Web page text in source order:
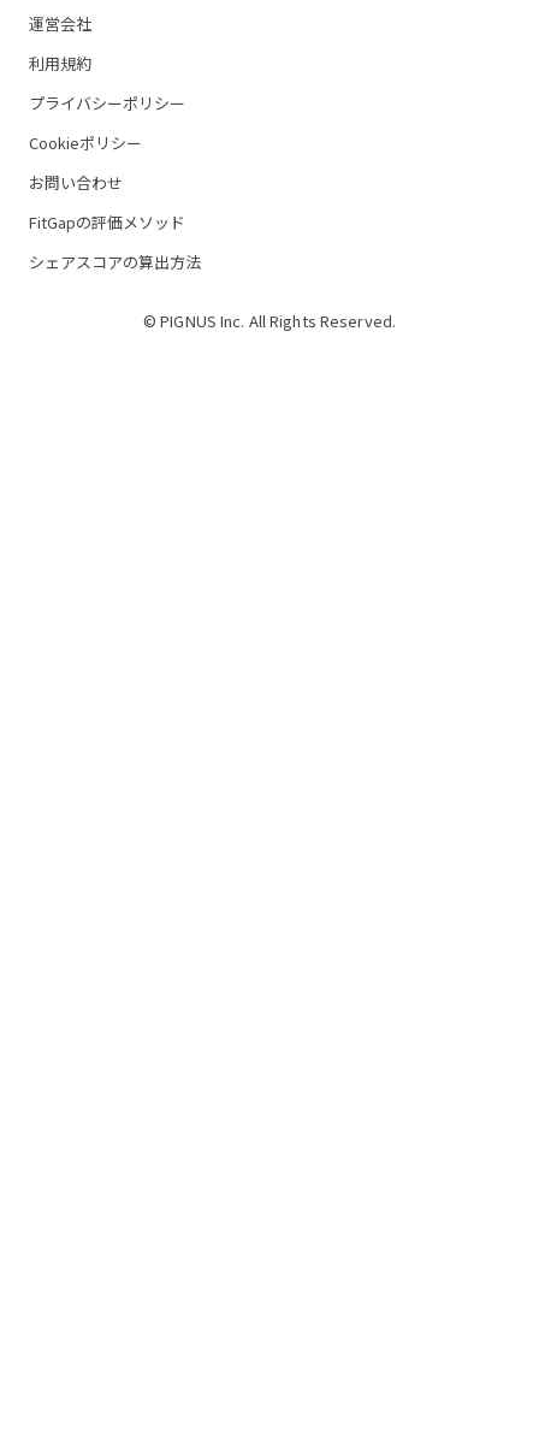
運営会社
利用規約
プライバシーポリシー
Cookieポリシー
お問い合わせ
FitGapの評価メソッド
シェアスコアの算出方法
© PIGNUS Inc. All Rights Reserved.